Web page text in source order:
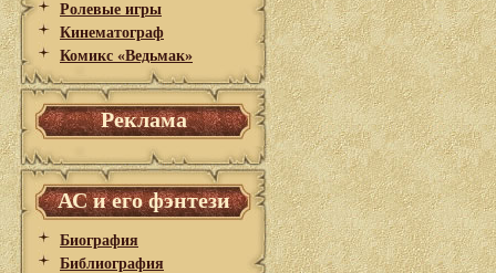
Ролевые игры
Кинематограф
Комикс «Ведьмак»
Реклама
АС и его фэнтези
Биография
Библиография